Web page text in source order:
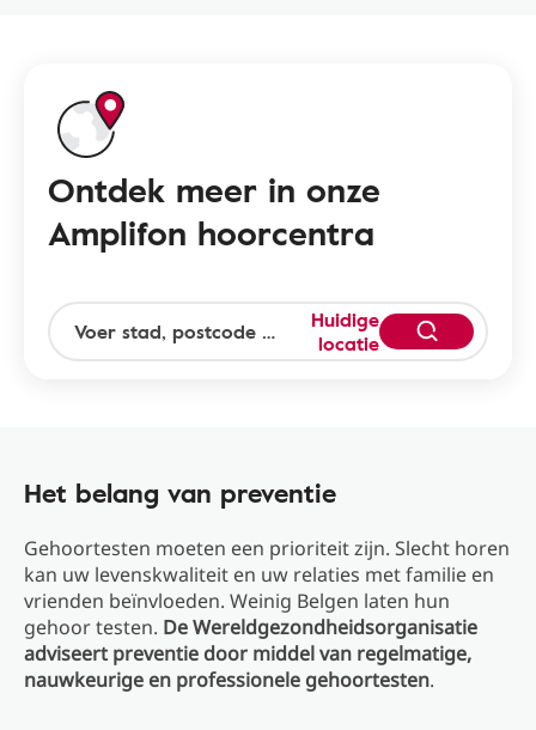
Ontdek meer in onze
Amplifon hoorcentra
Huidige
locatie
Het belang van preventie
Gehoortesten moeten een prioriteit zijn. Slecht horen
kan uw levenskwaliteit en uw relaties met familie en
vrienden beïnvloeden. Weinig Belgen laten hun
gehoor testen. De Wereldgezondheidsorganisatie
adviseert preventie door middel van regelmatige,
nauwkeurige en professionele gehoortesten.